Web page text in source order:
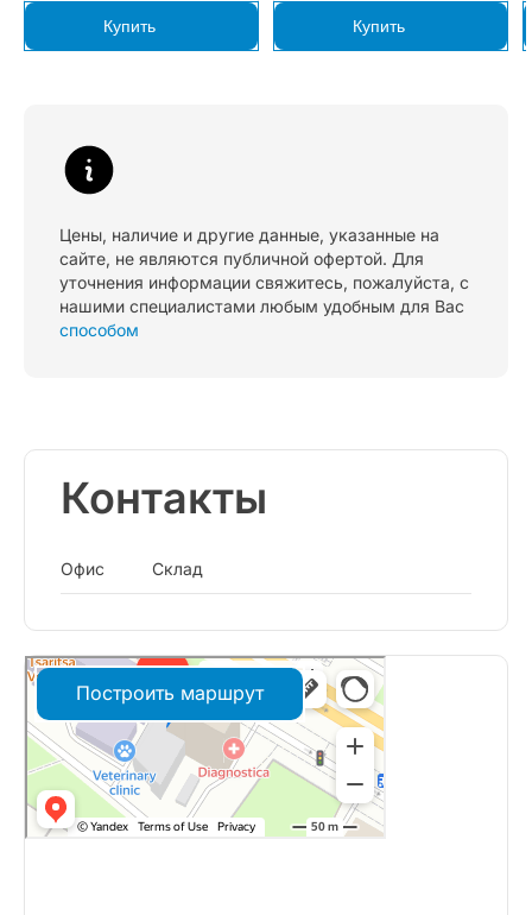
Купить Купить
Цены, наличие и другие данные, указанные на
сайте, не являются публичной офертой. Для
уточнения информации свяжитесь, пожалуйста, с
нашими специалистами любым удобным для Вас
способом
Контакты
Офис Склад
Построить маршрут